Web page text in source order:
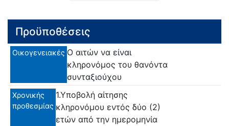
Προϋποθέσεις
Οικογενειακές Ο αιτών να είναι
κληρονόμος του θανόντα
συνταξιούχου
Χρονικής
προθεσμίας
1.Υποβολή αίτησης
κληρονόμου εντός δύο (2)
ετών από την ημερομηνία